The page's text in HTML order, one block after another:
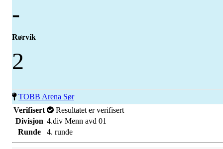
-
Rørvik
2
TOBB Arena Sør
Verifisert
Resultatet er verifisert
Divisjon 4.div Menn avd 01
Runde
4. runde